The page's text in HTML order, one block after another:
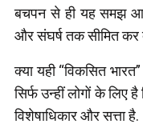
बचपन से ही यह समझ आ
और संघर्ष तक सीमित कर
क्या यही “विकसित
सिर्फ उन्हीं लोगों के लिए
विशेषाधिकार और सत्ता है.